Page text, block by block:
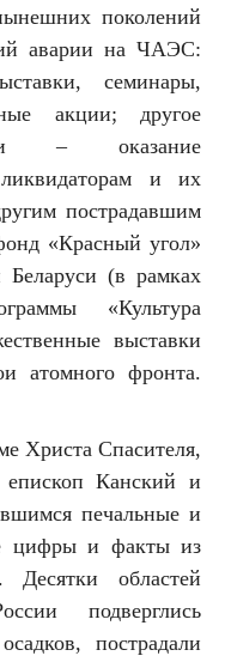
поколений
аварии на ЧАЭС:
семинары,
акции; другое
– оказание
и их
пострадавшим
«Красный угол»
Беларуси (в рамках
«Культура
выставки
атомного фронта.
Христа Спасителя,
Канский и
печальные и
цифры и факты из
Десятки областей
подверглись
пострадали